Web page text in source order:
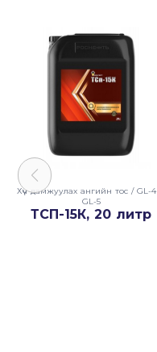
Хүч дамжуулах ангийн тос / GL-4
GL-5
ТСП-15К, 20 литр